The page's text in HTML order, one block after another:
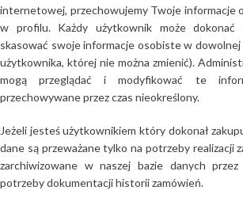
internetowej, przechowujemy Twoje informacje
w profilu. Każdy użytkownik może dokonać
skasować swoje informacje osobiste w dowolnej
użytkownika, której nie można zmienić).
mogą przeglądać i modyfikować te
przechowywane przez czas nieokreślony.
Jeżeli jesteś użytkownikiem który dokonał
dane są przeważane tylko na potrzeby realizacji
zarchiwizowane w naszej bazie danych
potrzeby dokumentacji historii zamówień.